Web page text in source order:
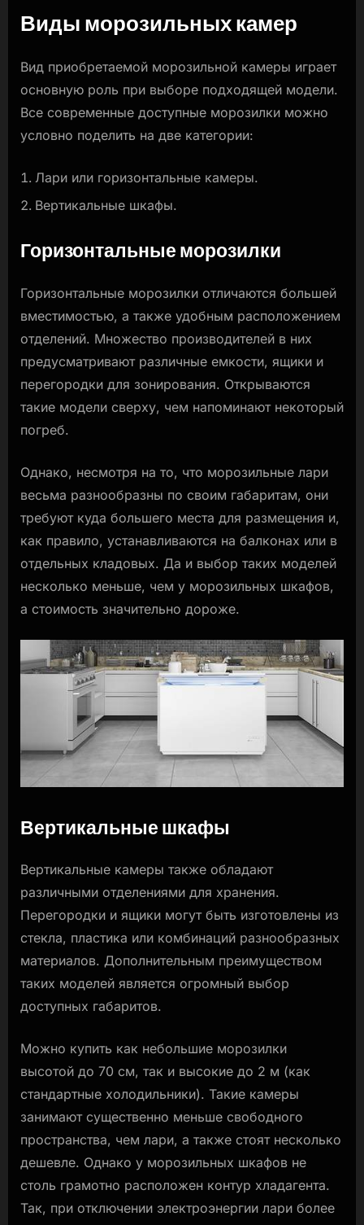
Виды морозильных камер
Вид приобретаемой морозильной камеры играет
основную роль при выборе подходящей модели.
Все современные доступные морозилки можно
условно поделить на две категории:
Лари или горизонтальные камеры.
Вертикальные шкафы.
Горизонтальные морозилки
Горизонтальные морозилки отличаются большей
вместимостью, а также удобным расположением
отделений. Множество производителей в них
предусматривают различные емкости, ящики и
перегородки для зонирования. Открываются
такие модели сверху, чем напоминают некоторый
погреб.
Однако, несмотря на то, что морозильные лари
весьма разнообразны по своим габаритам, они
требуют куда большего места для размещения и,
как правило, устанавливаются на балконах или в
отдельных кладовых. Да и выбор таких моделей
несколько меньше, чем у морозильных шкафов,
а стоимость значительно дороже.
Вертикальные шкафы
Вертикальные камеры также обладают
различными отделениями для хранения.
Перегородки и ящики могут быть изготовлены из
стекла, пластика или комбинаций разнообразных
материалов. Дополнительным преимуществом
таких моделей является огромный выбор
доступных габаритов.
Можно купить как небольшие морозилки
высотой до 70 см, так и высокие до 2 м (как
стандартные холодильники). Такие камеры
занимают существенно меньше свободного
пространства, чем лари, а также стоят несколько
дешевле. Однако у морозильных шкафов не
столь грамотно расположен контур хладагента.
Так, при отключении электроэнергии лари более